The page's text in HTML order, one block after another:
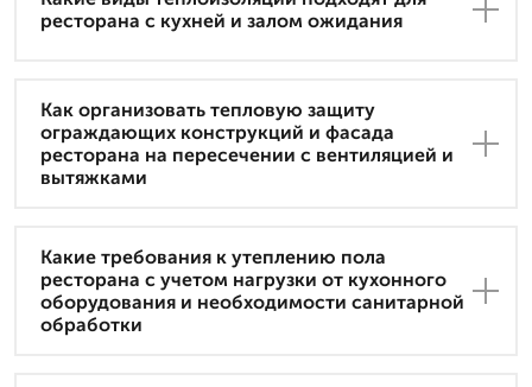
ресторана с кухней и залом ожидания
Как организовать тепловую защиту
ограждающих конструкций и фасада
ресторана на пересечении с вентиляцией и
вытяжками
Какие требования к утеплению пола
ресторана с учетом нагрузки от кухонного
оборудования и необходимости санитарной
обработки